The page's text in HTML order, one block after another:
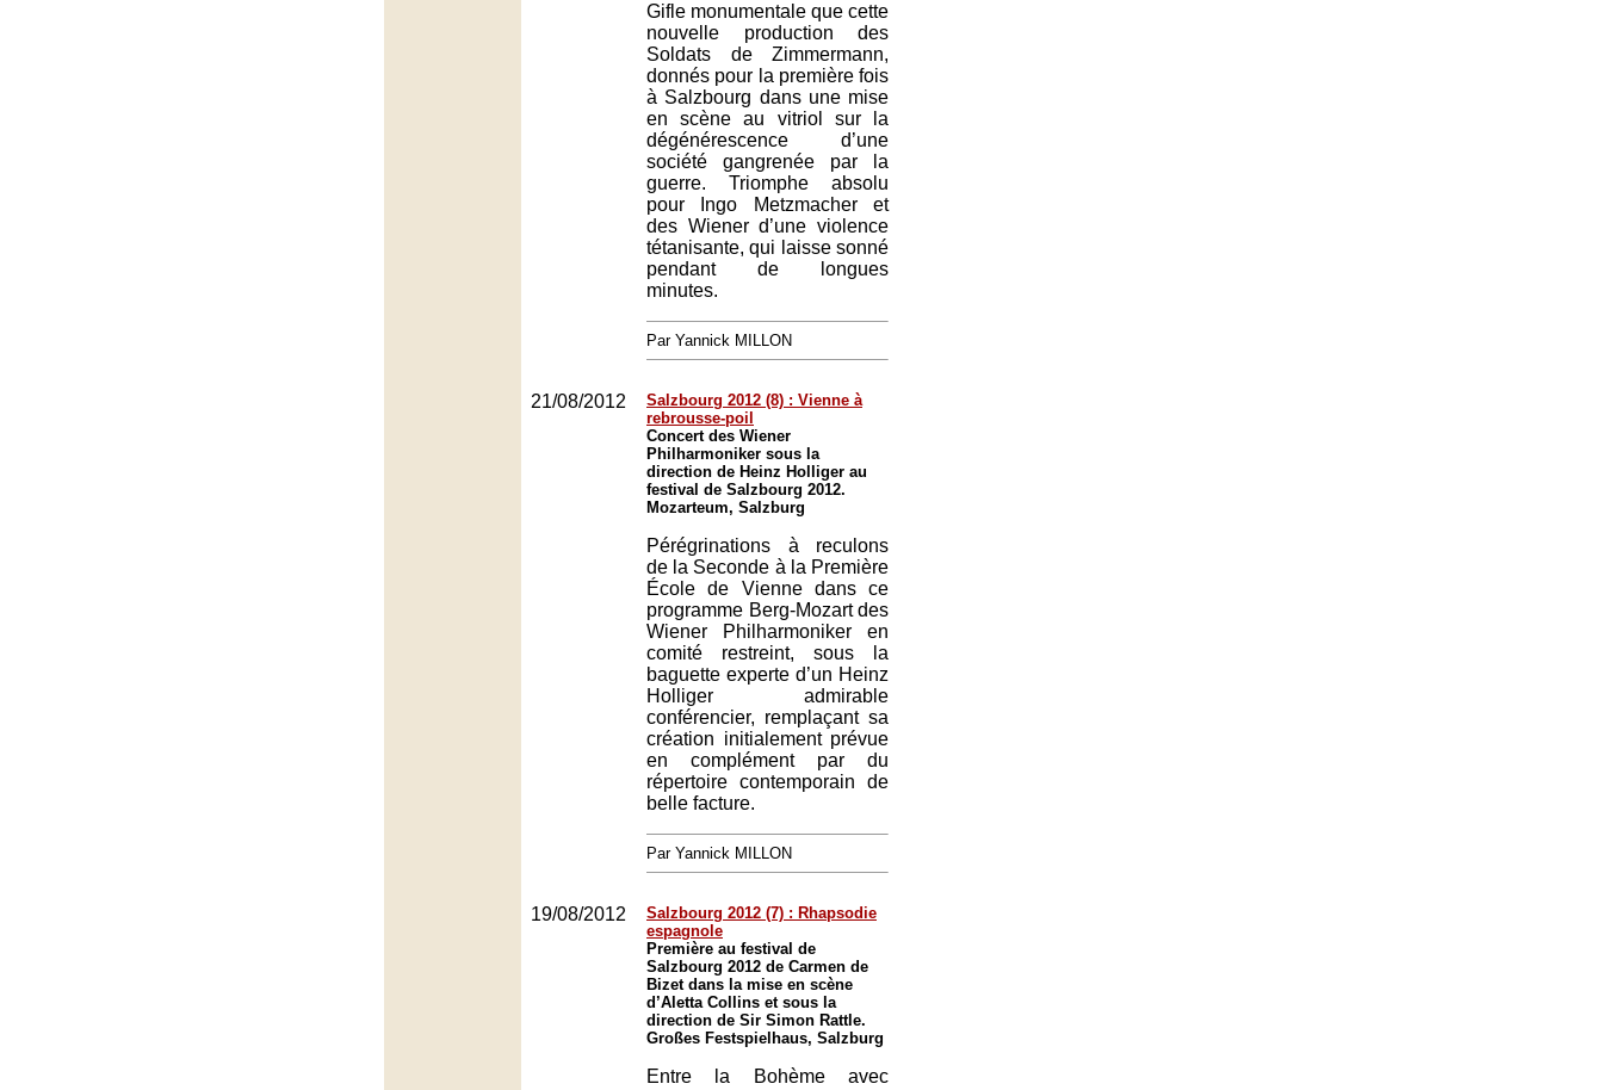
Gifle monumentale que cette
nouvelle production des
Soldats de Zimmermann,
donnés pour la première fois
à Salzbourg dans une mise
en scène au vitriol sur la
dégénérescence d’une
société gangrenée par la
guerre. Triomphe absolu
pour Ingo Metzmacher et
des Wiener d’une violence
tétanisante, qui laisse sonné
pendant de longues
minutes.
Par Yannick MILLON
21/08/2012
Salzbourg 2012 (8) : Vienne à
rebrousse-poil
Concert des Wiener
Philharmoniker sous la
direction de Heinz Holliger au
festival de Salzbourg 2012.
Mozarteum, Salzburg
Pérégrinations à reculons
de la Seconde à la Première
École de Vienne dans ce
programme Berg-Mozart des
Wiener Philharmoniker en
comité restreint, sous la
baguette experte d’un Heinz
Holliger admirable
conférencier, remplaçant sa
création initialement prévue
en complément par du
répertoire contemporain de
belle facture.
Par Yannick MILLON
19/08/2012
Salzbourg 2012 (7) : Rhapsodie
espagnole
Première au festival de
Salzbourg 2012 de Carmen de
Bizet dans la mise en scène
d’Aletta Collins et sous la
direction de Sir Simon Rattle.
Großes Festspielhaus, Salzburg
Entre la Bohème avec